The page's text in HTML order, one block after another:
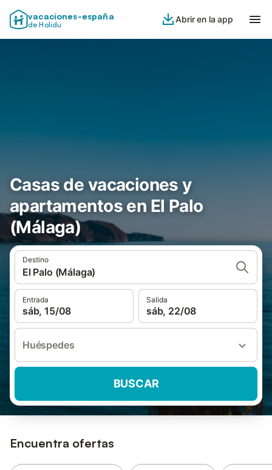
vacaciones-españa
de Holidu
Abrir en la app
Casas de vacaciones y
apartamentos en El Palo
(Málaga)
Destino
El Palo (Málaga)
Entrada
sáb, 15/08
Salida
sáb, 22/08
Huéspedes
BUSCAR
Encuentra ofertas